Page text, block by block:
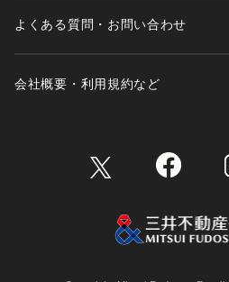
よくある質問・お問い合わせ
会社概要・利用規約など